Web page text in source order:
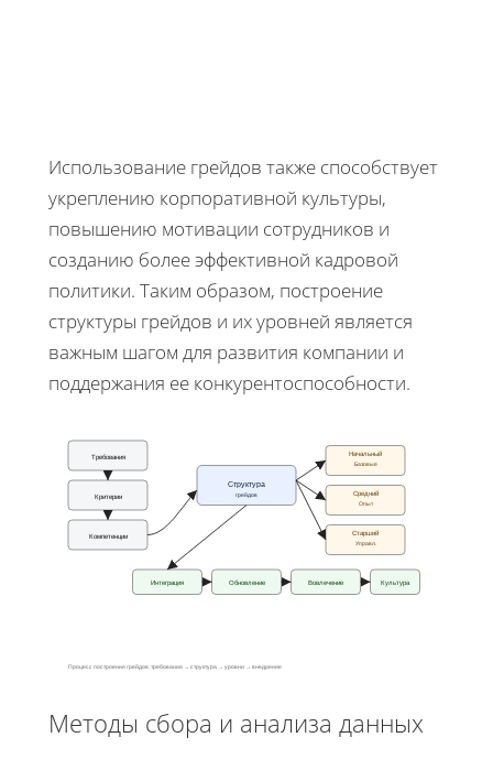
Использование грейдов также способствует
укреплению корпоративной культуры,
повышению мотивации сотрудников и
созданию более эффективной кадровой
политики. Таким образом, построение
структуры грейдов и их уровней является
важным шагом для развития компании и
поддержания ее конкурентоспособности.
Требования
Критерии
Компетенции
Структура
грейдов
Начальный
Базовые
Средний
Опыт
Старший
Управл.
Интеграция Обновление Вовлечение Культура
Процесс построения грейдов: требования → структура → уровни → внедрение
Методы сбора и анализа данных